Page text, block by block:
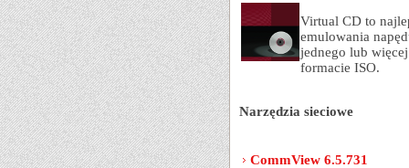
Virtual CD to
emulowania
jednego lub
formacie ISO.
Narzędzia sieciowe
CommView 6.5.731